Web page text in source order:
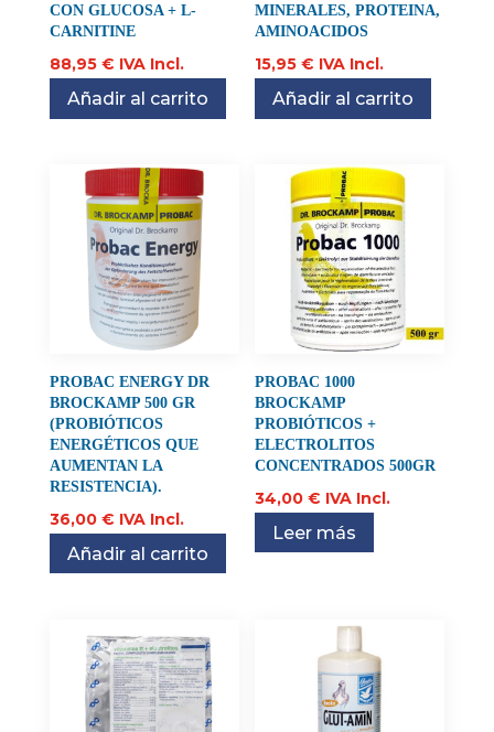
CON GLUCOSA + L-
CARNITINE
88,95 € IVA Incl.
Añadir al carrito
MINERALES, PROTEINA,
AMINOACIDOS
15,95€ IVA Incl.
Añadir al carrito
PROBAC ENERGY DR
BROCKAMP 500 GR
(PROBIÓTICOS
ENERGÉTICOS QUE
AUMENTAN LA
RESISTENCIA).
36,00 € IVA Incl.
Añadir al carrito
PROBAC 1000
BROCKAMP
PROBIÓTICOS +
ELECTROLITOS
CONCENTRADOS 500GR
34,00€ IVA Incl.
Leer más